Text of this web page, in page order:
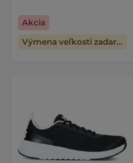
Akcia
Výmena veľkosti zadarmo